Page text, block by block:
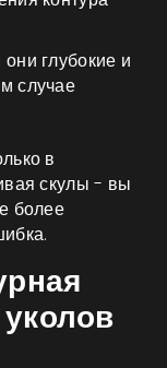
глубокие и
случае
в
скулы - вы
более